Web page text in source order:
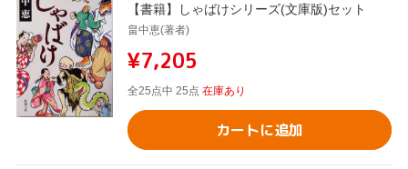
【書籍】しゃばけシリーズ(文庫版)セット
畠中恵(著者)
¥7,205
全25点中 25点 在庫あり
カートに追加